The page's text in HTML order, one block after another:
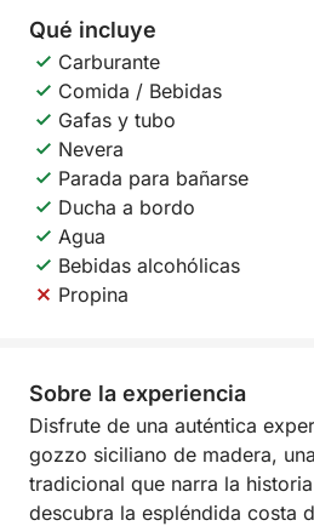
Qué incluye
Carburante
Comida / Bebidas
Gafas y tubo
Nevera
Parada para bañarse
Ducha a bordo
Agua
Bebidas alcohólicas
Propina
Sobre la experiencia
Disfrute de una auténtica
gozzo siciliano de madera,
tradicional que narra la
descubra la espléndida costa